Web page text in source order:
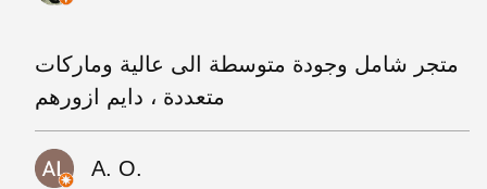
متجر شامل وجودة متوسطة الى عالية وماركات
متعددة ، دايم ازورهم
A. O.